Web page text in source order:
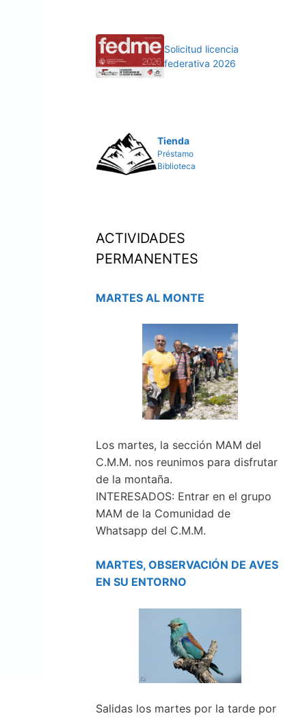
Solicitud licencia
federativa 2026
Tienda
Préstamo
Biblioteca
ACTIVIDADES
PERMANENTES
MARTES AL MONTE
Los martes, la sección MAM del
C.M.M. nos reunimos para disfrutar
de la montaña.
INTERESADOS: Entrar en el grupo
MAM de la Comunidad de
Whatsapp del C.M.M.
MARTES, OBSERVACIÓN DE AVES
EN SU ENTORNO
Salidas los martes por la tarde por